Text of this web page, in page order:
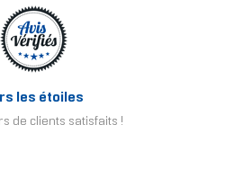
les étoiles
de clients satisfaits !